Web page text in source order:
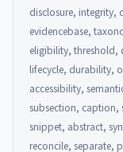
disclosure, integrity,
evidencebase,
eligibility, threshold,
lifecycle, durability,
accessibility,
subsection, caption,
snippet, abstract,
reconcile, separate,